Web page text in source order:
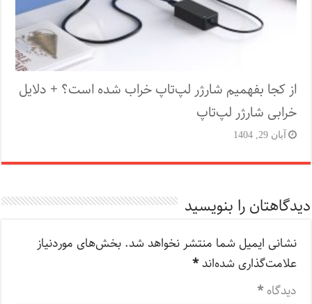
از کجا بفهمیم شارژر لپ‌تاپ خراب شده است؟ + دلایل
خرابی شارژر لپ‌تاپ
آبان 29, 1404
دیدگاهتان را بنویسید
نشانی ایمیل شما منتشر نخواهد شد. بخش‌های موردنیاز
علامت‌گذاری شده‌اند*
دیدگاه*